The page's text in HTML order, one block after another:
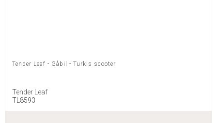
Tender Leaf - Gåbil - Turkis scooter
Tender Leaf
TL8593